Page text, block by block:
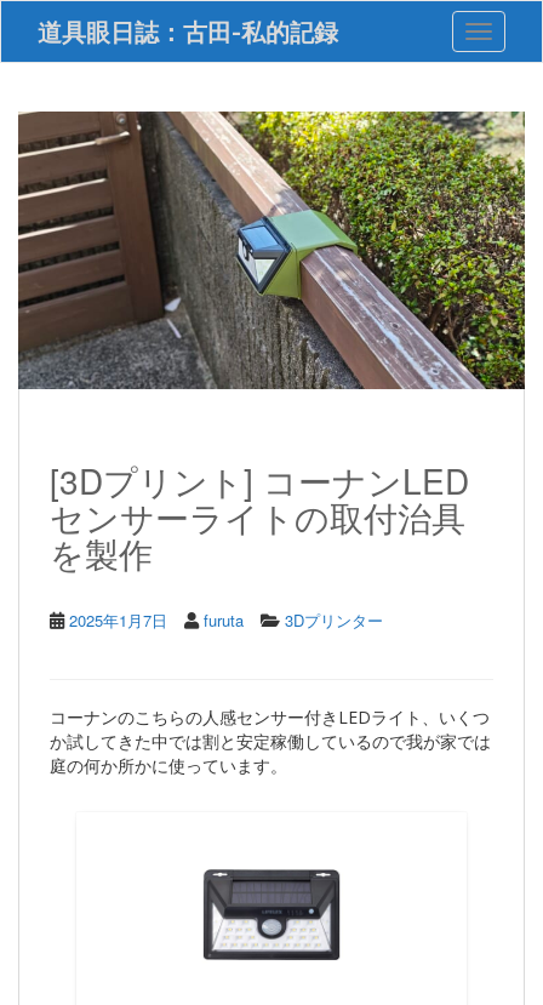
i
道具眼日誌：古田-私的記録 Toggle
[3Dプリント] コーナンLED
センサーライトの取付治具
を製作
2025年1月7日 furuta 3Dプリンター
コーナンのこちらの人感センサー付きLEDライト、いくつ
か試してきた中では割と安定稼働しているので我が家では
庭の何か所かに使っています。